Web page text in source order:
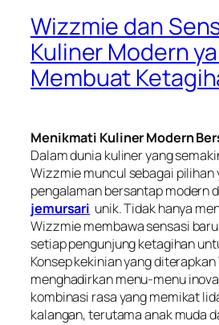
Wizzmie dan
Kuliner Modern
Membuat
Menikmati Kuliner Modern
Dalam dunia kuliner yang
Wizzmie muncul sebagai pilihan
pengalaman bersantap modern
jemursari unik. Tidak hanya
Wizzmie membawa sensasi
setiap pengunjung ketagihan
Konsep kekinian yang
menghadirkan menu-menu
kombinasi rasa yang memikat
kalangan, terutama anak muda